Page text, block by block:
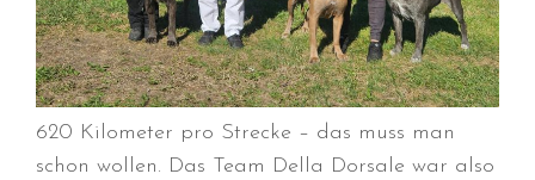
Voller Erfolg in Gerpinnes (B)!!
BIG 2 Platz 3 in Dortmund!
620 Kilometer pro Strecke – das muss man
schon wollen. Das Team Della Dorsale war also